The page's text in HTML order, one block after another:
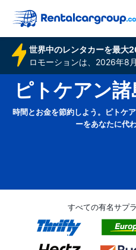
世界中のレンタカーを最大
ロモーションは、2026年8
ピトケアン
時間とお金を節約しよう。ピトケ
ーをあなたに代
すべての有名サプ